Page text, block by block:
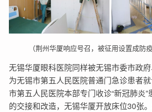
（荆州华厦响应号召，被征用设置成防疫
无锡华厦眼科医院同样被无锡市委市政
为无锡市第五人民医院普通门急诊患者
市第五人民医院本部专门收诊“新冠肺炎
的交接和改造，无锡华厦开放床位30张